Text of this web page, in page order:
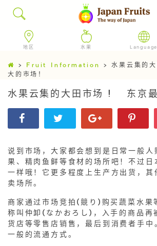
地区 水果 Language
> Fruit Information >水果云集的
大的市场！
水果云集的大田市场 ! 东京最
说到市场，大家都会想到是日常一般人
果、精肉鱼鲜等食材的场所吧！不过日
一样哦！它更多程度上生产方出货，其
卖场所。
商家通过市场竞拍(競り)购买蔬菜水果
称叫仲卸(なかおろし)，入手的商品再
货店等零售店销售，最后到消费者手中
一般的流通方式。